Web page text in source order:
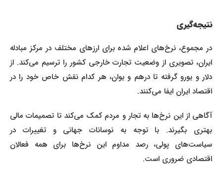
نتیجه‌گیری
در مجموع، نرخ‌های اعلام شده برای ارزهای مختلف در مرکز مبادله
ایران، تصویری از وضعیت تجارت خارجی کشور را ترسیم می‌کند. از
دلار و یورو گرفته تا درهم و یوان، هر کدام نقش خاص خود را در
اقتصاد ایران ایفا می‌کنند.
آگاهی از این نرخ‌ها به تجار و مردم کمک می‌کند تا تصمیمات مالی
بهتری بگیرند. با توجه به نوسانات جهانی و تغییرات در
سیاست‌های پولی، رصد مداوم این نرخ‌ها برای همه فعالان
اقتصادی ضروری است.